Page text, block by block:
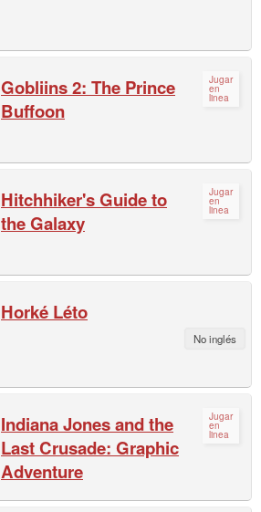
Jugar
en
linea
Gobliins 2: The Prince
Buffoon
Jugar
en
linea
Hitchhiker's Guide to
the Galaxy
Horké Léto
No inglés
Jugar
en
linea
Indiana Jones and the
Last Crusade: Graphic
Adventure